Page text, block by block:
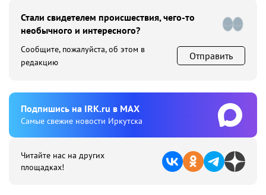
Стали свидетелем происшествия, чего-то
необычного и интересного?
Сообщите, пожалуйста, об этом в
редакцию
Отправить
Подпишиcь на IRK.ru в MAX
Cамые свежие новости Иркутска
Читайте нас на других
площадках!